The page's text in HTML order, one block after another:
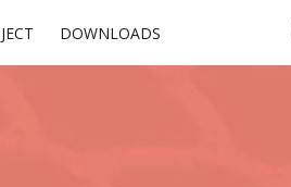
DOWNLOADS